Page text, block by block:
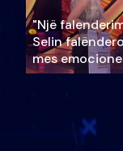
"Një
Selin
mes